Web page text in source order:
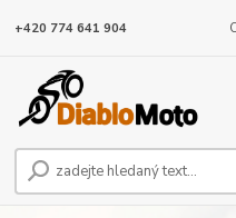
+420 774 641 904